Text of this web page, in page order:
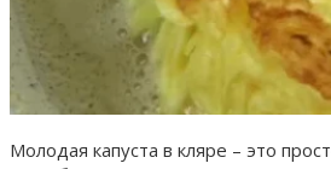
Молодая капуста в кляре – это